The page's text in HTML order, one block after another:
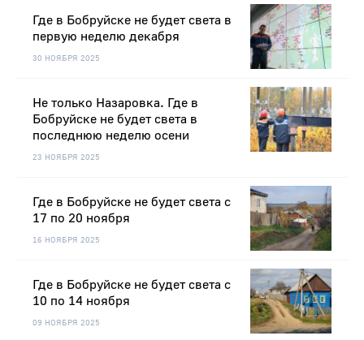
30 НОЯБРЯ 2025
Где в Бобруйске не будет света в
первую неделю декабря
23 НОЯБРЯ 2025
Не только Назаровка. Где в
Бобруйске не будет света в
последнюю неделю осени
16 НОЯБРЯ 2025
Где в Бобруйске не будет света с
17 по 20 ноября
09 НОЯБРЯ 2025
Где в Бобруйске не будет света с
10 по 14 ноября